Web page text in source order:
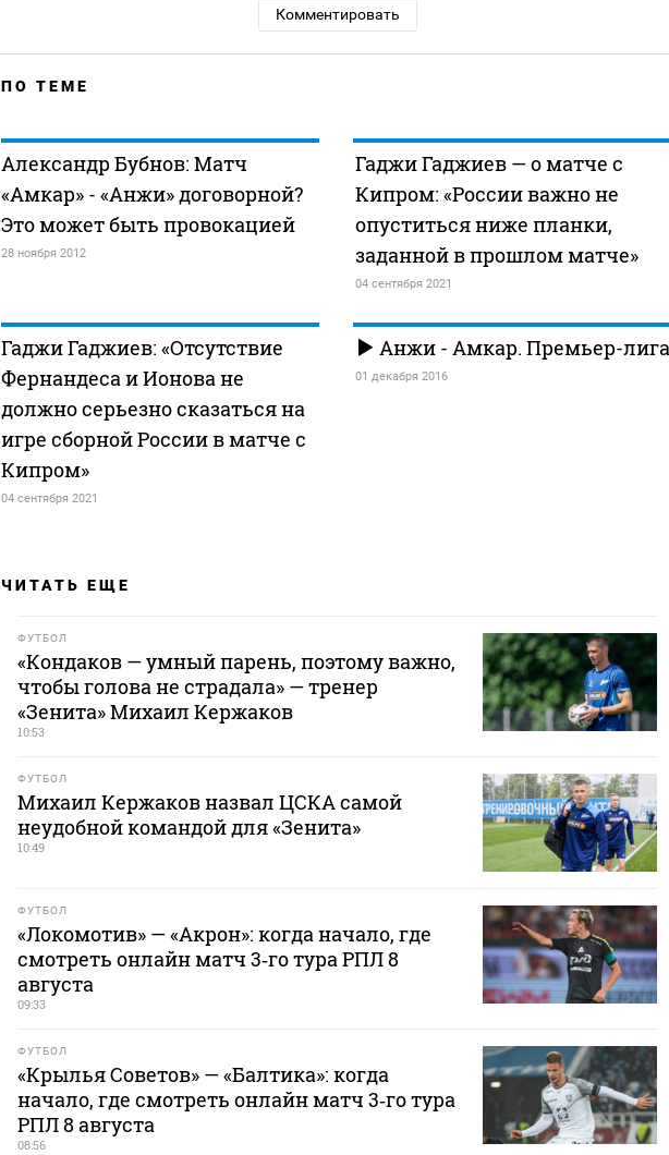
Комментировать
ПО ТЕМЕ
Александр Бубнов: Матч
«Амкар» - «Анжи» договорной?
Это может быть провокацией
28 ноября 2012
Гаджи Гаджиев — о матче с
Кипром: «России важно не
опуститься ниже планки,
заданной в прошлом матче»
04 сентября 2021
Гаджи Гаджиев: «Отсутствие
Фернандеса и Ионова не
должно серьезно сказаться на
игре сборной России в матче с
Кипром»
04 сентября 2021
Анжи - Амкар. Премьер-лига
01 декабря 2016
ЧИТАТЬ ЕЩЕ
ФУТБОЛ
«Кондаков — умный парень, поэтому важно,
чтобы голова не страдала» — тренер
«Зенита» Михаил Кержаков
10:53
ФУТБОЛ
Михаил Кержаков назвал ЦСКА самой
неудобной командой для «Зенита»
10:49
ФУТБОЛ
«Локомотив» — «Акрон»: когда начало, где
смотреть онлайн матч 3‑го тура РПЛ 8
августа
09:33
ФУТБОЛ
«Крылья Советов» — «Балтика»: когда
начало, где смотреть онлайн матч 3‑го тура
РПЛ 8 августа
08:56